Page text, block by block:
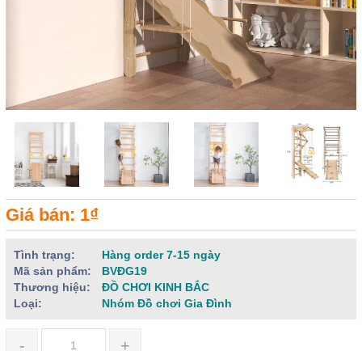
Giá bán: 1₫
Tình trạng:
Hàng order 7-15 ngày
Mã sản phẩm:
BVĐG19
Thương hiệu:
ĐỒ CHƠI KINH BẮC
Loại:
Nhóm Đồ chơi Gia Đình
- +